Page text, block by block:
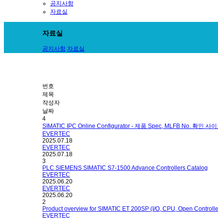
공지사항
자료실
자료실
공지사항 자료실
번호
제목
작성자
날짜
4
SIMATIC IPC Online Configurator - 제품 Spec, MLFB No. 확인 사이
EVERTEC
2025.07.18
EVERTEC
2025.07.18
3
PLC SIEMENS SIMATIC S7-1500 Advance Controllers Catalog
EVERTEC
2025.06.20
EVERTEC
2025.06.20
2
Product overview for SIMATIC ET 200SP (I/O, CPU, Open
EVERTEC